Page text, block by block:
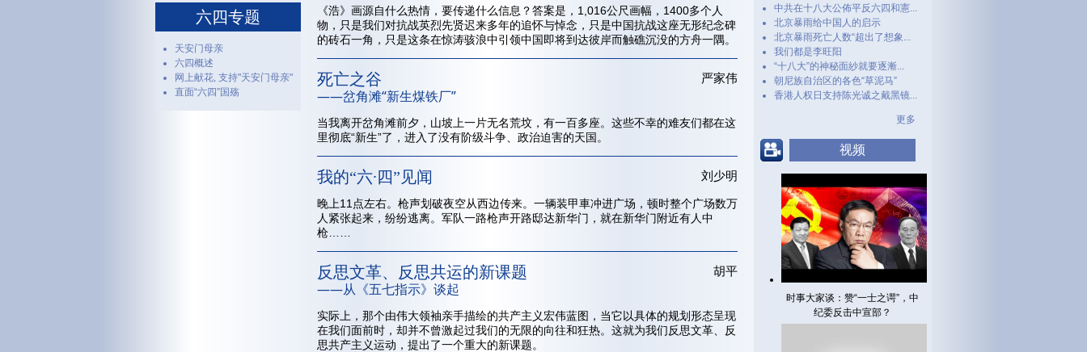
《浩》画源自什么热情，要传递什么信息？答案是，1,016公尺画幅，1400多个人
物，只是我们对抗战英烈先贤迟来多年的追怀与悼念，只是中国抗战这座无形纪念碑
的砖石一角，只是这条在惊涛骇浪中引领中国即将到达彼岸而触礁沉没的方舟一隅。
严家伟
死亡之谷
——岔角滩“新生煤铁厂”
当我离开岔角滩前夕，山坡上一片无名荒坟，有一百多座。这些不幸的难友们都在这
里彻底“新生”了，进入了没有阶级斗争、政治迫害的天国。
刘少明
我的“六∙四”见闻
晚上11点左右。枪声划破夜空从西边传来。一辆装甲車冲进广场，顿时整个广场数万
人紧张起来，纷纷逃离。军队一路枪声开路邸达新华门，就在新华门附近有人中
枪……
胡平
反思文革、反思共运的新课题
——从《五七指示》谈起
实际上，那个由伟大领袖亲手描绘的共产主义宏伟蓝图，当它以具体的规划形态呈现
在我们面前时，却并不曾激起过我们的无限的向往和狂热。这就为我们反思文革、反
思共产主义运动，提出了一个重大的新课题。
六四专题
天安门母亲
六四概述
网上献花, 支持"天安门母亲"
直面“六四”国殇
中共在十八大公佈平反六四和憲...
北京暴雨给中国人的启示
北京暴雨死亡人数“超出了想象...
我们都是李旺阳
“十八大”的神秘面紗就要逐漸...
朝尼族自治区的各色“草泥马”
香港人权日支持陈光诚之戴黑镜...
更多
视频
时事大家谈：赞“一士之谔”，中
纪委反击中宣部？